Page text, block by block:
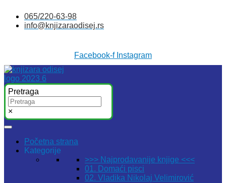
sadržaj
065/220-63-98
info@knjizaraodisej.rs
Facebook-f Instagram
Pretraga
×
Početna strana
Kategorije
>>> Najprodavanije knjige <<<
01. Domaći pisci
02. Vladika Nikolaj Velimirović